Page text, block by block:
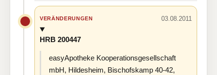
VERÄNDERUNGEN 03.08.2011
HRB 200447
easyApotheke Kooperationsgesellschaft
mbH, Hildesheim, Bischofskamp 40-42,